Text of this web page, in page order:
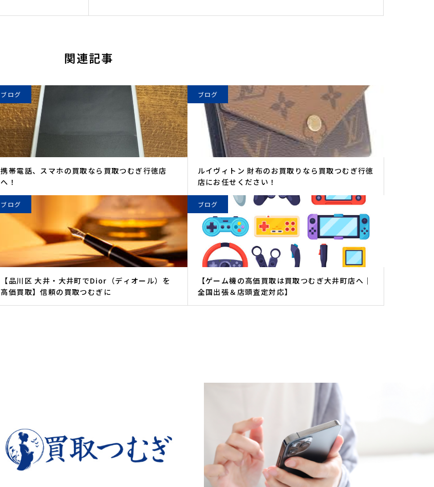
関連記事
ブログ
携帯電話、スマホの買取なら買取つむぎ行徳店
へ！
ブログ
ルイヴィトン 財布のお買取りなら買取つむぎ行徳
店にお任せください！
ブログ
【品川区 大井・大井町でDior（ディオール）を
高価買取】信頼の買取つむぎに
ブログ
【ゲーム機の高価買取は買取つむぎ大井町店へ｜
全国出張＆店頭査定対応】